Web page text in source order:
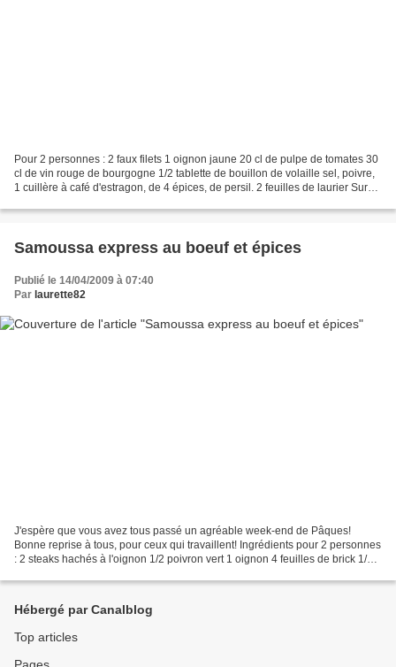
Pour 2 personnes : 2 faux filets 1 oignon jaune 20 cl de pulpe de tomates 30
cl de vin rouge de bourgogne 1/2 tablette de bouillon de volaille sel, poivre,
1 cuillère à café d'estragon, de 4 épices, de persil. 2 feuilles de laurier Sur
Samoussa express au boeuf et épices
Publié le 14/04/2009 à 07:40
Par laurette82
J'espère que vous avez tous passé un agréable week-end de Pâques!
Bonne reprise à tous, pour ceux qui travaillent! Ingrédients pour 2 personnes
: 2 steaks hachés à l'oignon 1/2 poivron vert 1 oignon 4 feuilles de brick 1/2
Hébergé par Canalblog
Top articles